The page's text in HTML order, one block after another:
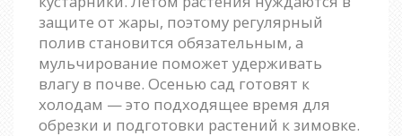
защите от жары, поэтому регулярный
полив становится обязательным, а
мульчирование поможет удерживать
влагу в почве. Осенью сад готовят к
холодам — это подходящее время для
обрезки и подготовки растений к зимовке.